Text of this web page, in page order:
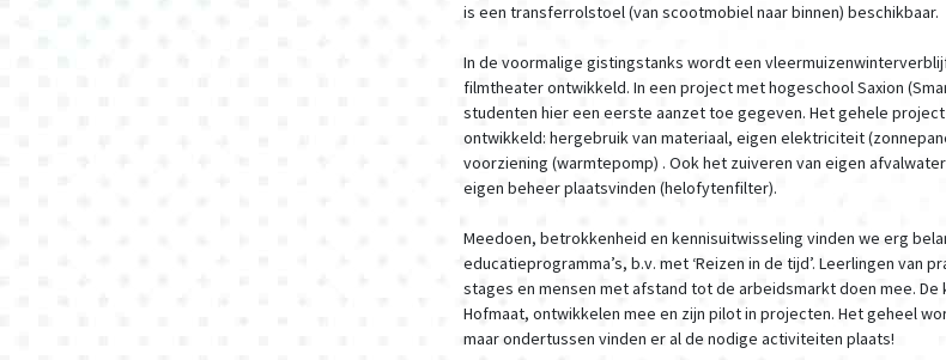
is een transferrolstoel (van scootmobiel naar binnen) beschikbaar.
In de voormalige gistingstanks wordt een
filmtheater ontwikkeld. In een project met hogeschool Saxion
studenten hier een eerste aanzet toe gegeven. Het gehele
ontwikkeld: hergebruik van materiaal, eigen elektriciteit
voorziening (warmtepomp) . Ook het zuiveren van eigen
eigen beheer plaatsvinden (helofytenfilter).
Meedoen, betrokkenheid en kennisuitwisseling vinden we erg
educatieprogramma’s, b.v. met ‘Reizen in de tijd’. Leerlingen van
stages en mensen met afstand tot de arbeidsmarkt doen mee. De
Hofmaat, ontwikkelen mee en zijn pilot in projecten. Het geheel
maar ondertussen vinden er al de nodige activiteiten plaats!